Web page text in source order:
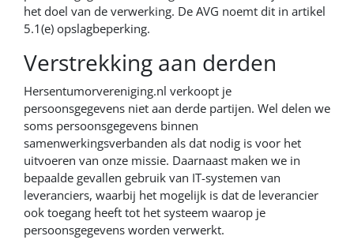
het doel van de verwerking. De AVG noemt dit in artikel
5.1(e) opslagbeperking.
Verstrekking aan derden
Hersentumorvereniging.nl verkoopt je
persoonsgegevens niet aan derde partijen. Wel delen we
soms persoonsgegevens binnen
samenwerkingsverbanden als dat nodig is voor het
uitvoeren van onze missie. Daarnaast maken we in
bepaalde gevallen gebruik van IT-systemen van
leveranciers, waarbij het mogelijk is dat de leverancier
ook toegang heeft tot het systeem waarop je
persoonsgegevens worden verwerkt.